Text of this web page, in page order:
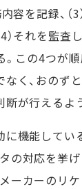
容を記録、
）それを監査
。この4つが
なく、おのず
が行えるよ
に機能してい
の対応を挙
ーカーのリ